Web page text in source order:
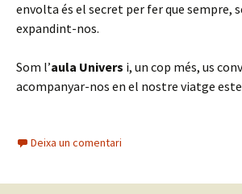
envolta és el secret per fer que sempre,
expandint-nos.
Som l’aula Univers i, un cop més, us
acompanyar-nos en el nostre viatge
Deixa un comentari